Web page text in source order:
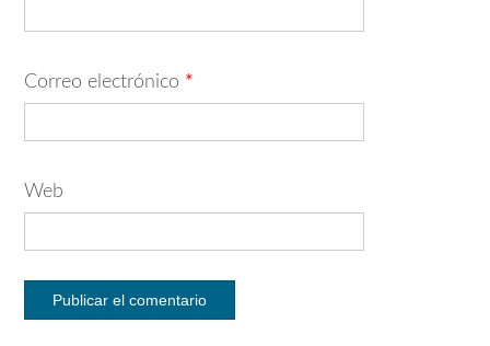
Correo electrónico *
Web